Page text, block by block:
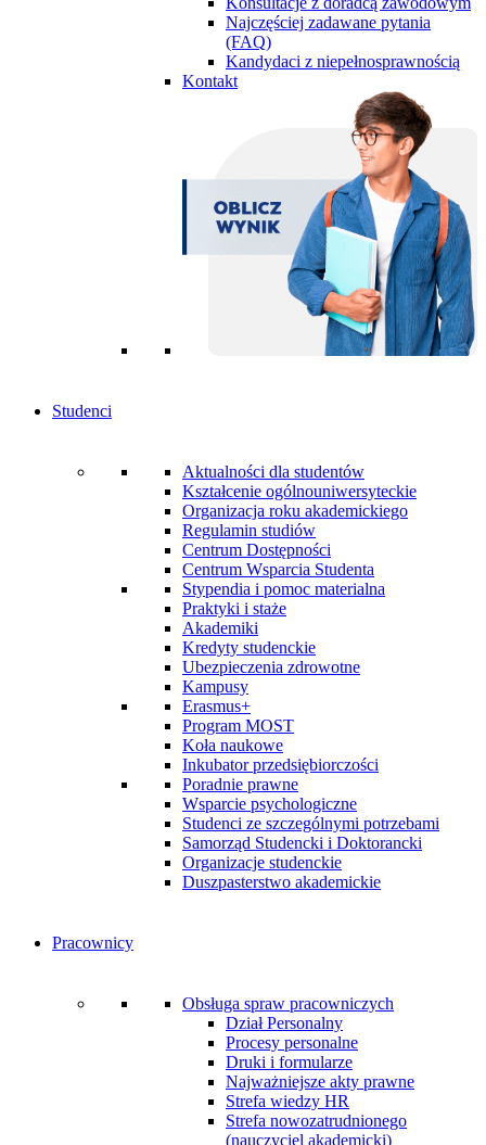
Najczęściej zadawane pytania
(FAQ)
Kandydaci z niepełnosprawnością
Kontakt
Studenci
Aktualności dla studentów
Kształcenie ogólnouniwersyteckie
Organizacja roku akademickiego
Regulamin studiów
Centrum Dostępności
Centrum Wsparcia Studenta
Stypendia i pomoc materialna
Praktyki i staże
Akademiki
Kredyty studenckie
Ubezpieczenia zdrowotne
Kampusy
Erasmus+
Program MOST
Koła naukowe
Inkubator przedsiębiorczości
Poradnie prawne
Wsparcie psychologiczne
Studenci ze szczególnymi potrzebami
Samorząd Studencki i Doktorancki
Organizacje studenckie
Duszpasterstwo akademickie
Pracownicy
Obsługa spraw pracowniczych
Dział Personalny
Procesy personalne
Druki i formularze
Najważniejsze akty prawne
Strefa wiedzy HR
Strefa nowozatrudnionego
(nauczyciel akademicki)